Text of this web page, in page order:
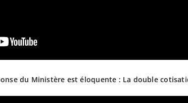
du Ministère est éloquente : La double